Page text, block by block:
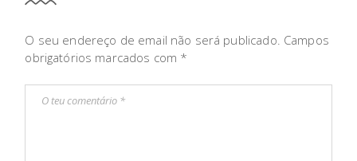
O seu endereço de email não será publicado. Campos
obrigatórios marcados com *